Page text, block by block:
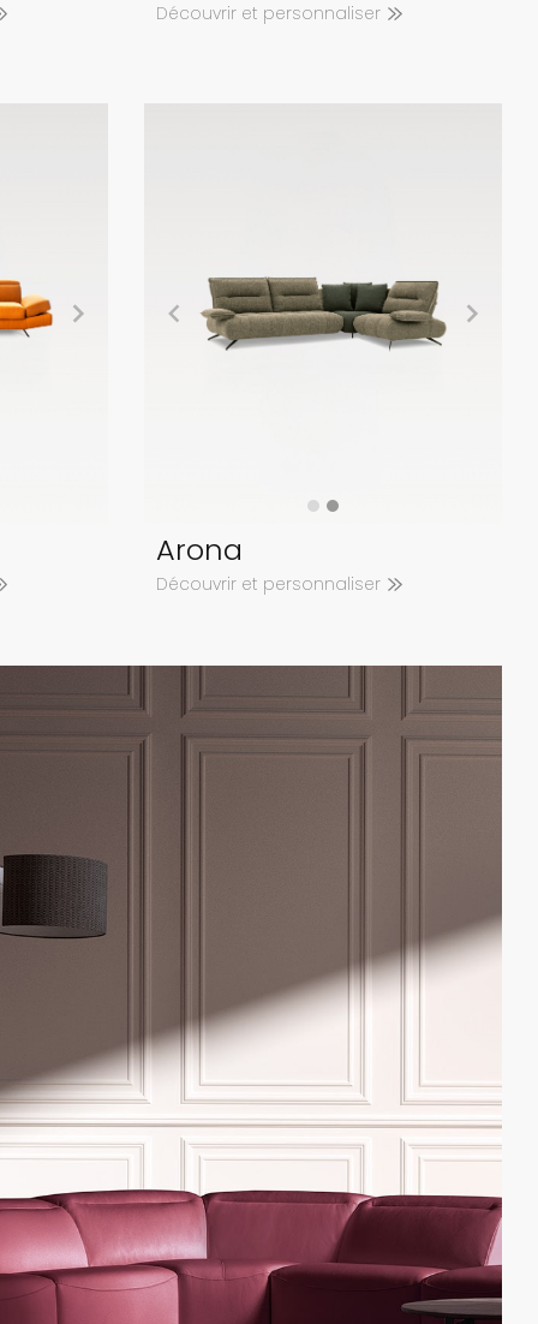
Découvrir et personnaliser
Arona
Découvrir et personnaliser